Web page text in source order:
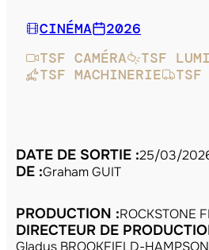
CINÉMA
2026
TSF CAMÉRA
TSF
TSF MACHINERIE
TSF
DATE DE SORTIE :25/03/
DE :Graham GUIT
PRODUCTION :ROCKSTONE
DIRECTEUR DE
Gladys BROOKFIELD-HAMPSON